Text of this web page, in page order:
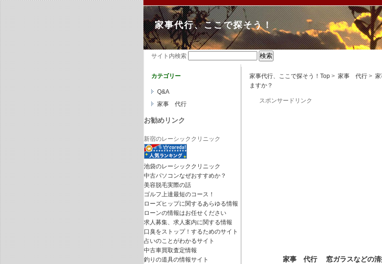
家事代行、ここで探そう！
サイト内検索
家事代行、ここで探そう！Top > 家事 代行 >
ますか？
スポンサードリンク
家事 代行 窓ガラスなどの清
カテゴリー
Q&A
家事 代行
お勧めリンク
新宿のレーシッククリニック
池袋のレーシッククリニック
中古パソコンなぜおすすめか？
美容脱毛実際の話
ゴルフ上達最短のコース！
ローズヒップに関するあらゆる情報
ローンの情報はお任せください
求人募集、求人案内に関する情報
口臭をストップ！するためのサイト
占いのことがわかるサイト
中古車買取査定情報
釣りの道具の情報サイト